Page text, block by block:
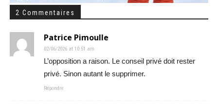
2 Commentaires
Patrice Pimoulle
02/06/2026 at 10:51 am
L’opposition a raison. Le conseil privé doit rester
privé. Sinon autant le supprimer.
Répondre